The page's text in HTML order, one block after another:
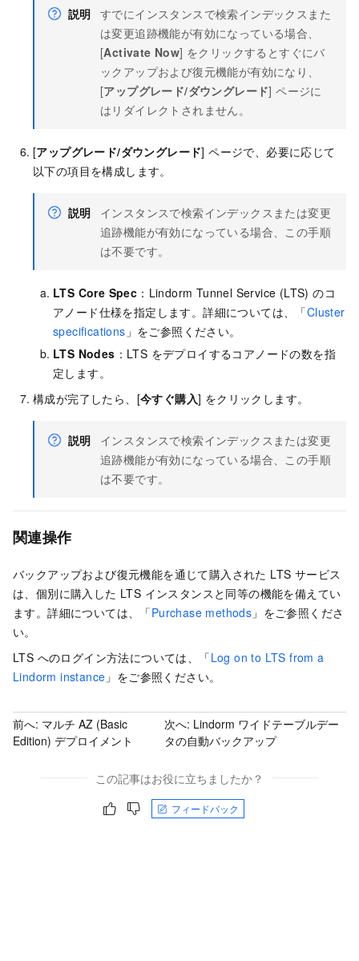
説明 すでにインスタンスで検索インデックスまた
は変更追跡機能が有効になっている場合、
[Activate Now] をクリックするとすぐにバ
ックアップおよび復元機能が有効になり、
[アップグレード/ダウングレード] ページに
はリダイレクトされません。
[アップグレード/ダウングレード] ページで、必要に応じて
以下の項目を構成します。
説明
インスタンスで検索インデックスまたは変更
追跡機能が有効になっている場合、この手順
は不要です。
LTS Core Spec ：Lindorm Tunnel Service (LTS) のコ
アノード仕様を指定します。詳細については、「Cluster
specifications 」をご参照ください。
LTS Nodes ：LTS をデプロイするコアノードの数を指
定します。
構成が完了したら、[今すぐ購入] をクリックします。
説明
インスタンスで検索インデックスまたは変更
追跡機能が有効になっている場合、この手順
は不要です。
関連操作
バックアップおよび復元機能を通じて購入された LTS サービス
は、個別に購入した LTS インスタンスと同等の機能を備えてい
ます。詳細については、「Purchase methods 」をご参照くださ
い。
LTS へのログイン方法については、「Log on to LTS from a
Lindorm instance 」をご参照ください。
前へ: マルチ AZ (Basic
Edition) デプロイメント
次へ: Lindorm ワイドテーブルデー
タの自動バックアップ
この記事はお役に立ちましたか？
フィードバック